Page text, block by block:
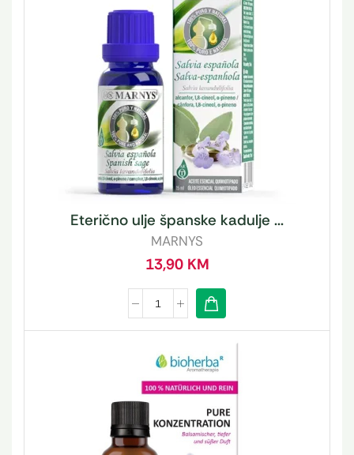
Eterično ulje španske kadulje ...
MARNYS
13,90 KM